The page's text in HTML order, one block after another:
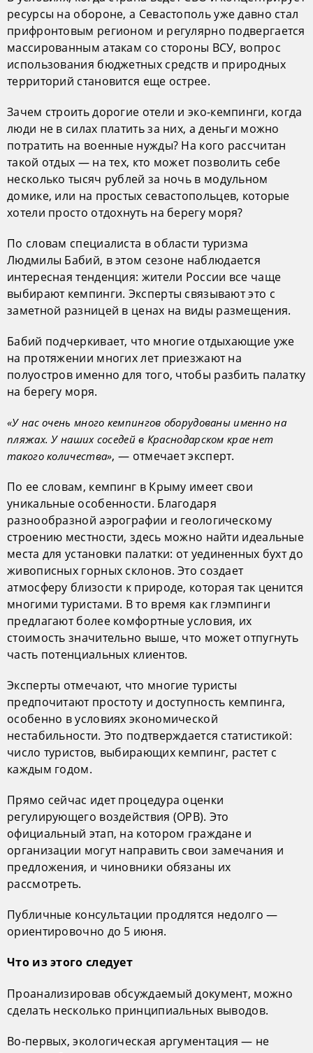
ресурсы на обороне, а Севастополь уже давно стал
прифронтовым регионом и регулярно подвергается
массированным атакам со стороны ВСУ, вопрос
использования бюджетных средств и природных
территорий становится еще острее.
Зачем строить дорогие отели и эко-кемпинги, когда
люди не в силах платить за них, а деньги можно
потратить на военные нужды? На кого рассчитан
такой отдых — на тех, кто может позволить себе
несколько тысяч рублей за ночь в модульном
домике, или на простых севастопольцев, которые
хотели просто отдохнуть на берегу моря?
По словам специалиста в области туризма
Людмилы Бабий, в этом сезоне наблюдается
интересная тенденция: жители России все чаще
выбирают кемпинги. Эксперты связывают это с
заметной разницей в ценах на виды размещения.
Бабий подчеркивает, что многие отдыхающие уже
на протяжении многих лет приезжают на
полуостров именно для того, чтобы разбить палатку
на берегу моря.
«У нас очень много кемпингов оборудованы именно на
пляжах. У наших соседей в Краснодарском крае нет
такого количества», — отмечает эксперт.
По ее словам, кемпинг в Крыму имеет свои
уникальные особенности. Благодаря
разнообразной аэрографии и геологическому
строению местности, здесь можно найти идеальные
места для установки палатки: от уединенных бухт до
живописных горных склонов. Это создает
атмосферу близости к природе, которая так ценится
многими туристами. В то время как глэмпинги
предлагают более комфортные условия, их
стоимость значительно выше, что может отпугнуть
часть потенциальных клиентов.
Эксперты отмечают, что многие туристы
предпочитают простоту и доступность кемпинга,
особенно в условиях экономической
нестабильности. Это подтверждается статистикой:
число туристов, выбирающих кемпинг, растет с
каждым годом.
Прямо сейчас идет процедура оценки
регулирующего воздействия (ОРВ). Это
официальный этап, на котором граждане и
организации могут направить свои замечания и
предложения, и чиновники обязаны их
рассмотреть.
Публичные консультации продлятся недолго —
ориентировочно до 5 июня.
Что из этого следует
Проанализировав обсуждаемый документ, можно
сделать несколько принципиальных выводов.
Во-первых, экологическая аргументация — не